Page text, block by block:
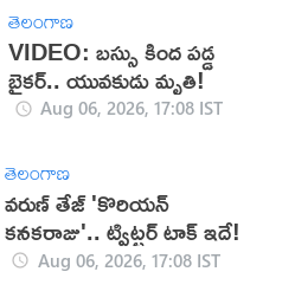
తెలంగాణ
VIDEO: బస్సు కింద పడ్డ
బైకర్.. యువకుడు మృతి!
Aug 06, 2026, 17:08 IST
తెలంగాణ
వరుణ్ తేజ్ 'కొరియన్
కనకరాజు'.. ట్విట్టర్ టాక్ ఇదే!
Aug 06, 2026, 17:08 IST